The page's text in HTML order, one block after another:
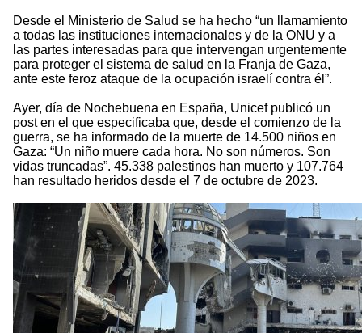
Desde el Ministerio de Salud se ha hecho “un llamamiento
a todas las instituciones internacionales y de la ONU y a
las partes interesadas para que intervengan urgentemente
para proteger el sistema de salud en la Franja de Gaza,
ante este feroz ataque de la ocupación israelí contra él”.
Ayer, día de Nochebuena en España, Unicef publicó un
post en el que especificaba que, desde el comienzo de la
guerra, se ha informado de la muerte de 14.500 niños en
Gaza: “Un niño muere cada hora. No son números. Son
vidas truncadas”. 45.338 palestinos han muerto y 107.764
han resultado heridos desde el 7 de octubre de 2023.